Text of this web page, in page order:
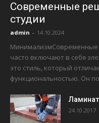
Современные
студии
admin - 14.10.2024
МинимализмСовременные
часто включают в себя
это стиль, который
функциональностью. Он
24.10.2017